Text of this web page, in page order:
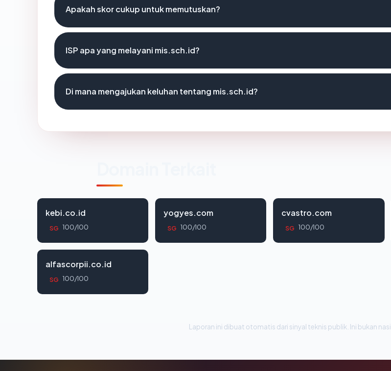
Apakah skor cukup untuk memutuskan?
ISP apa yang melayani mis.sch.id?
Di mana mengajukan keluhan tentang mis.sch.id?
kebi.co.id
SG 100/100
yogyes.com
SG 100/100
cvastro.com
SG 100/100
alfascorpii.co.id
SG 100/100
Laporan ini dibuat otomatis dari sinyal teknis publik. Ini bukan